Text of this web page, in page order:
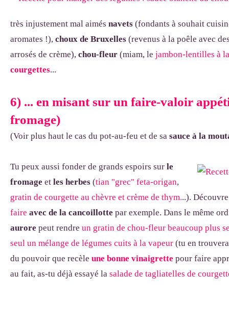
très injustement mal aimés navets (fondants à souhait
aromates !), choux de Bruxelles (revenus à la poêle avec
arrosés de crème), chou-fleur (miam, le jambon-lentilles à
courgettes...
6) ... en misant sur un faire-valoir
fromage)
(Voir plus haut le cas du pot-au-feu et de sa sauce à la
Tu peux aussi fonder de grands espoirs sur le
fromage et les herbes (tian "grec" feta-origan,
gratin de courgette au chèvre et crème de thym...).
faire avec de la cancoillotte par exemple. Dans le même
aurore peut rendre un gratin de chou-fleur beaucoup plus
seul un mélange de légumes cuits à la vapeur (tu en
du pouvoir que recèle une bonne vinaigrette pour faire
au fait, as-tu déjà essayé la salade de tagliatelles de